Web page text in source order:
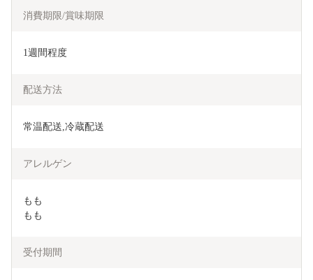
消費期限/賞味期限
1週間程度
配送方法
常温配送,冷蔵配送
アレルゲン
もも
もも
受付期間